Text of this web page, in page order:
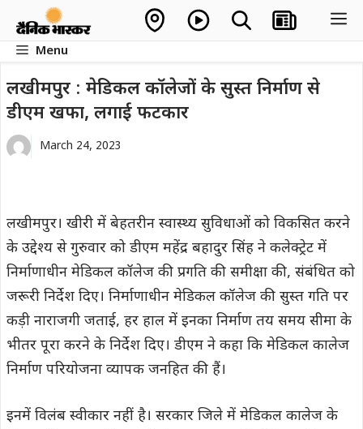
contentMenu
लखीमपुर : मेडिकल कॉलेजों के सुस्त निर्माण से
डीएम खफा, लगाई फटकार
March 24, 2023
लखीमपुर। खीरी में बेहतरीन स्वास्थ्य सुविधाओं को विकसित करने
के उद्देश्य से गुरुवार को डीएम महेंद्र बहादुर सिंह ने कलेक्ट्रेट में
निर्माणाधीन मेडिकल कॉलेज की प्रगति की समीक्षा की, संबंधित को
जरूरी निर्देश दिए। निर्माणाधीन मेडिकल कॉलेज की सुस्त गति पर
कड़ी नाराजगी जताई, हर हाल में इनका निर्माण तय समय सीमा के
भीतर पूरा करने के निर्देश दिए। डीएम ने कहा कि मेडिकल कालेज
निर्माण परियोजना व्यापक जनहित की हैं।
इनमें विलंब स्वीकार नहीं है। सरकार जिले में मेडिकल कालेज के